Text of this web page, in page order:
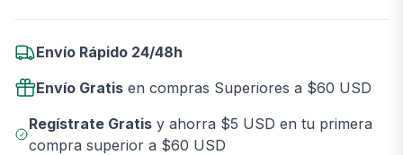
Envío Rápido 24/48h
Envío Gratis en compras Superiores a $60 USD
Regístrate Gratisy ahorra $5 USD en tu primera
compra superior a $60 USD